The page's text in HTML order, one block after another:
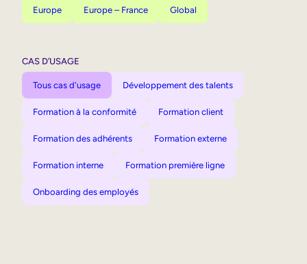
Europe Europe – France Global
CAS D’USAGE
Tous cas d'usage Développement des talents
Formation à la conformité Formation client
Formation des adhérents Formation externe
Formation interne Formation première ligne
Onboarding des employés